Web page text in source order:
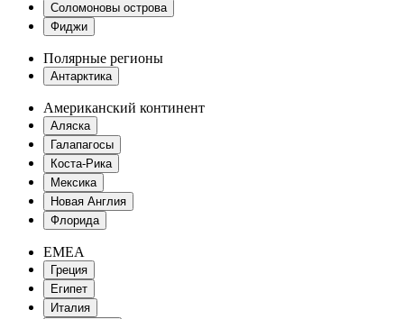
Соломоновы острова
Фиджи
Полярные регионы
Антарктика
Американский континент
Аляска
Галапагосы
Коста-Рика
Мексика
Новая Англия
Флорида
EMEA
Греция
Египет
Италия